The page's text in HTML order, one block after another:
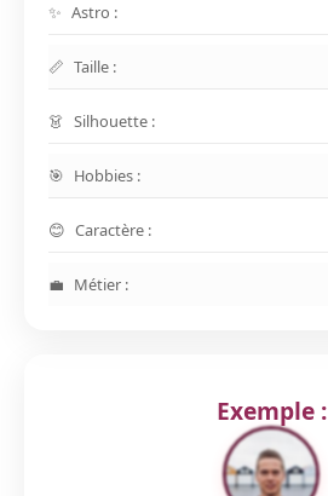
Astro :
Taille :
Silhouette :
Hobbies :
Caractère :
Métier :
Exemple :